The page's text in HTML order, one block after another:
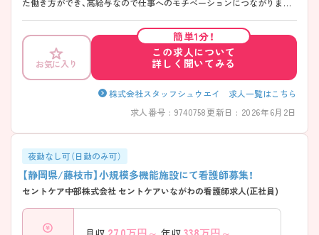
っております。ご興味をお持ちの方は、お気軽にお問い合わせください。
お気に入り
簡単1分！
この求人について
詳しく聞いてみる
株式会社スタッフシュウエイ 求人一覧はこちら
求人番号 : 9740758更新日 : 2026年6月2日
夜勤なし可（日勤のみ可）
【静岡県/藤枝市】小規模多機能施設にて看護師募集！
セントケア中部株式会社 セントケアいながわの看護師求人(正社員)